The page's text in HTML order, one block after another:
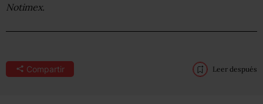
Notimex.
Compartir Leer después